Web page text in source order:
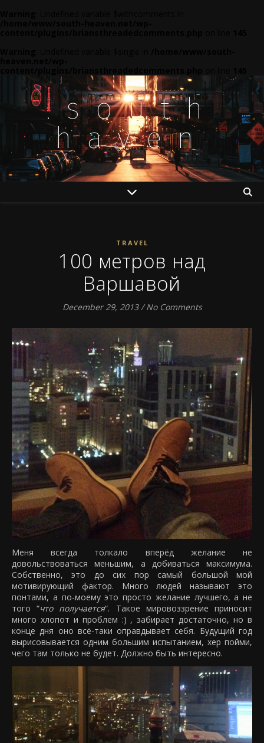
.south
haven
TRAVEL
100 метров над
Варшавой
December 29, 2013 / No Comments
Меня всегда толкало вперёд желание не
довольствоваться меньшим, а добиваться максимума.
Собственно, это до сих пор самый большой мой
мотивирующий фактор. Много людей называют это
понтами, а по-моему это просто желание лучшего, а не
того “что получается“. Такое мировоззрение приносит
много хлопот и проблем :) , забирает достаточно, но в
конце дня оно всё-таки оправдывает себя. Будущий год
вырисовывается одним большим испытанием, хер пойми,
чего там только не будет. Должно быть интересно.